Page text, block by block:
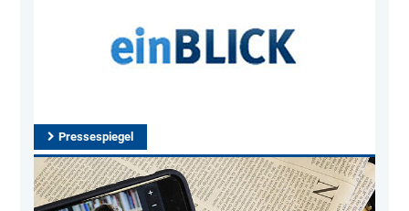
Pressespiegel